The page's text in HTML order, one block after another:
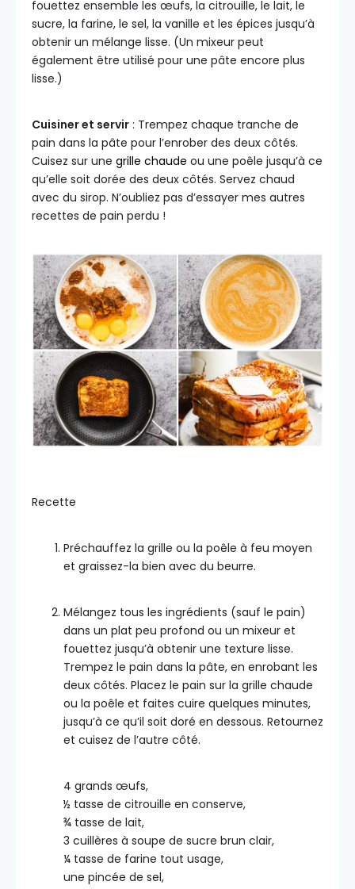
fouettez ensemble les œufs, la citrouille, le lait, le
sucre, la farine, le sel, la vanille et les épices jusqu’à
obtenir un mélange lisse. (Un mixeur peut
également être utilisé pour une pâte encore plus
lisse.)
Cuisiner et servir : Trempez chaque tranche de
pain dans la pâte pour l’enrober des deux côtés.
Cuisez sur une grille chaude ou une poêle jusqu’à ce
qu’elle soit dorée des deux côtés. Servez chaud
avec du sirop. N’oubliez pas d’essayer mes autres
recettes de pain perdu !
Recette
Préchauffez la grille ou la poêle à feu moyen
et graissez-la bien avec du beurre.
Mélangez tous les ingrédients (sauf le pain)
dans un plat peu profond ou un mixeur et
fouettez jusqu’à obtenir une texture lisse.
Trempez le pain dans la pâte, en enrobant les
deux côtés. Placez le pain sur la grille chaude
ou la poêle et faites cuire quelques minutes,
jusqu’à ce qu’il soit doré en dessous. Retournez
et cuisez de l’autre côté.
4 grands œufs,
½ tasse de citrouille en conserve,
¾ tasse de lait,
3 cuillères à soupe de sucre brun clair,
¼ tasse de farine tout usage,
une pincée de sel,